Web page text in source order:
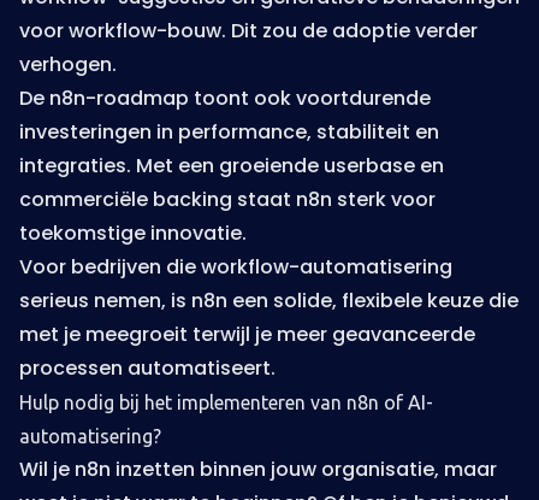
voor workflow-bouw. Dit zou de adoptie verder
verhogen.
De n8n-roadmap toont ook voortdurende
investeringen in performance, stabiliteit en
integraties. Met een groeiende userbase en
commerciële backing staat n8n sterk voor
toekomstige innovatie.
Voor bedrijven die workflow-automatisering
serieus nemen, is n8n een solide, flexibele keuze die
met je meegroeit terwijl je meer geavanceerde
processen automatiseert.
Hulp nodig bij het implementeren van n8n of AI-
automatisering?
Wil je n8n inzetten binnen jouw organisatie, maar